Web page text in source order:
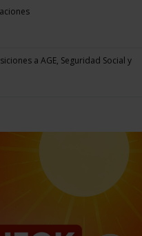
a AGE, Seguridad Social y